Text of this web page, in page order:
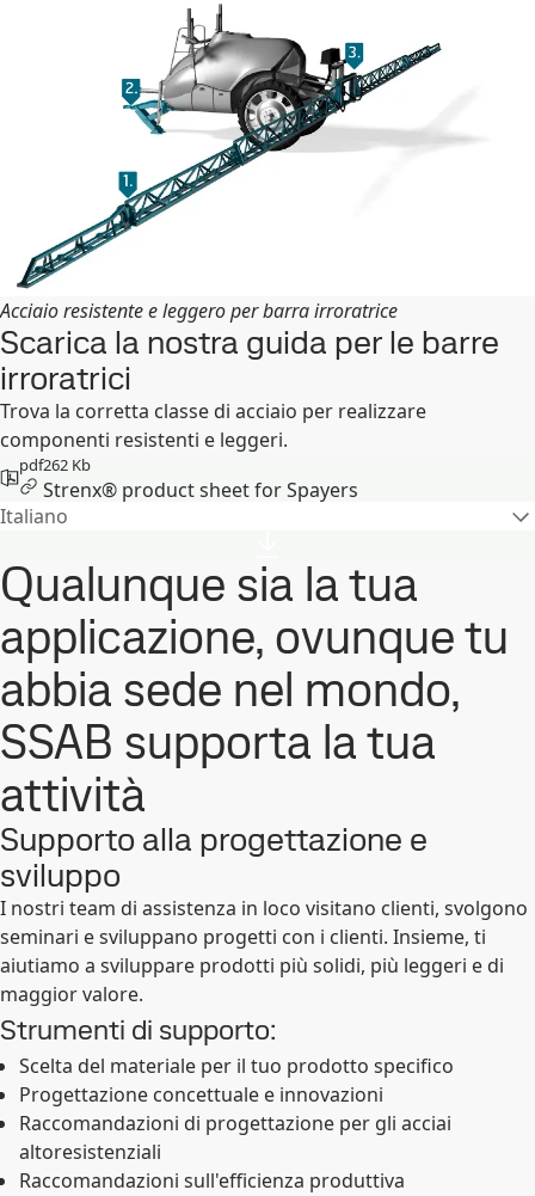
Acciaio resistente e leggero per barra irroratrice
Scarica la nostra guida per le barre
irroratrici
Trova la corretta classe di acciaio per realizzare
componenti resistenti e leggeri.
pdf262 Kb
Strenx® product sheet for Spayers
Italiano
Qualunque sia la tua
applicazione, ovunque tu
abbia sede nel mondo,
SSAB supporta la tua
attività
Supporto alla progettazione e
sviluppo
I nostri team di assistenza in loco visitano clienti, svolgono
seminari e sviluppano progetti con i clienti. Insieme, ti
aiutiamo a sviluppare prodotti più solidi, più leggeri e di
maggior valore.
Strumenti di supporto:
Scelta del materiale per il tuo prodotto specifico
Progettazione concettuale e innovazioni
Raccomandazioni di progettazione per gli acciai
altoresistenziali
Raccomandazioni sull'efficienza produttiva